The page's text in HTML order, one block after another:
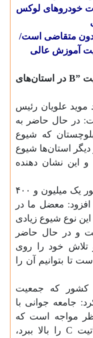
خودروهای لوکس
متقاضی است/
آموزش عالی
B”در استان‌های
موید علویان رئیس
در حال حاضر به
که شیوع
استان‌ها شیوع
این نشان دهنده
وی با بیان اینکه که در کل کشور یک میلیون و ۴۰۰
افزود: معضل ما در
نوع شیوع زیادی
و در حال حاضر
تلاش خود را روی
تا بتوانیم آن را
کشور که جمعیت
جامعه جوانی با
مواجه است که
C را بالا ببرد،